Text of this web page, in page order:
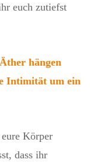
euch zutiefst
hängen
Intimität um ein
Körper
dass ihr